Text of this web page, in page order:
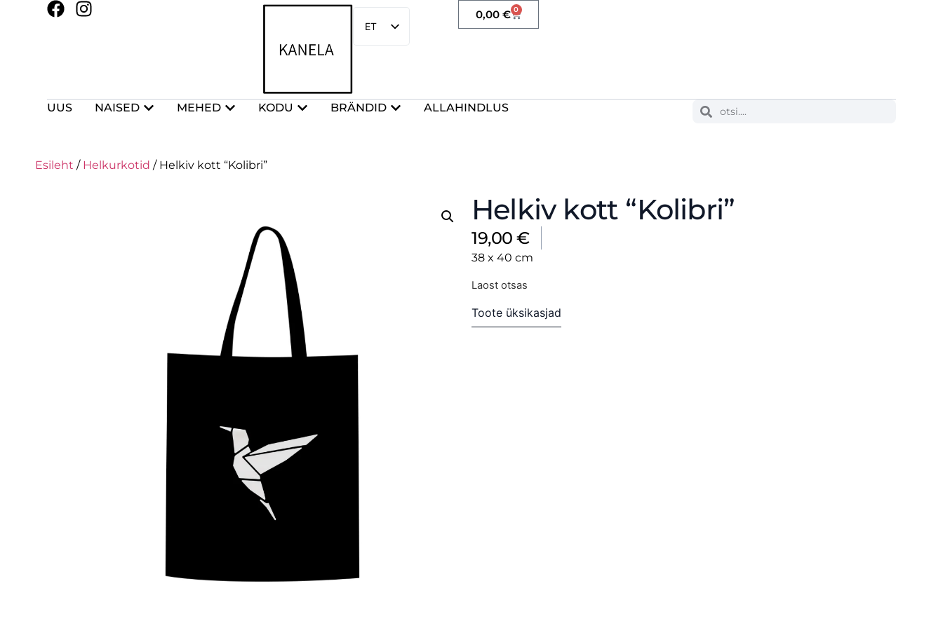
ET
EN
0,00 € 0
UUS NAISED MEHED KODU BRÄNDID ALLAHINDLUS
Esileht / Helkurkotid / Helkiv kott “Kolibri”
Helkiv kott “Kolibri”
19,00€
38 x 40 cm
Laost otsas
Toote üksikasjad